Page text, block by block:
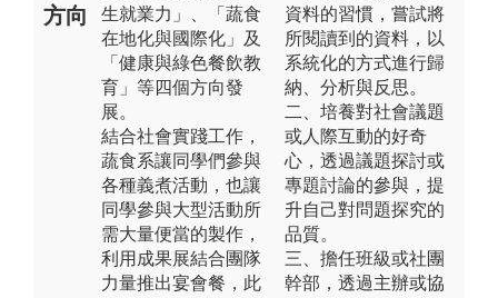
方向
生就業力」、「蔬食
在地化與國際化」及
「健康與綠色餐飲教
育」等四個方向發
展。
結合社會實踐工作，
蔬食系讓同學們參與
各種義煮活動，也讓
同學參與大型活動所
需大量便當的製作，
利用成果展結合團隊
力量推出宴會餐，此
資料的習慣，嘗試將
所閱讀到的資料，以
系統化的方式進行歸
納、分析與反思。
二、培養對社會議題
或人際互動的好奇
心，透過議題探討或
專題討論的參與，提
升自己對問題探究的
品質。
三、擔任班級或社團
幹部，透過主辦或協